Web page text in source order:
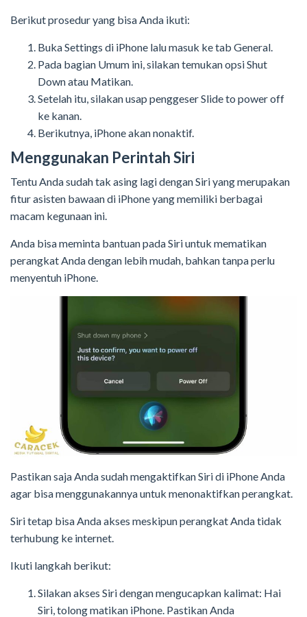
Berikut prosedur yang bisa Anda ikuti:
Buka Settings di iPhone lalu masuk ke tab General.
Pada bagian Umum ini, silakan temukan opsi Shut
Down atau Matikan.
Setelah itu, silakan usap penggeser Slide to power off
ke kanan.
Berikutnya, iPhone akan nonaktif.
Menggunakan Perintah Siri
Tentu Anda sudah tak asing lagi dengan Siri yang merupakan
fitur asisten bawaan di iPhone yang memiliki berbagai
macam kegunaan ini.
Anda bisa meminta bantuan pada Siri untuk mematikan
perangkat Anda dengan lebih mudah, bahkan tanpa perlu
menyentuh iPhone.
Pastikan saja Anda sudah mengaktifkan Siri di iPhone Anda
agar bisa menggunakannya untuk menonaktifkan perangkat.
Siri tetap bisa Anda akses meskipun perangkat Anda tidak
terhubung ke internet.
Ikuti langkah berikut:
Silakan akses Siri dengan mengucapkan kalimat: Hai
Siri, tolong matikan iPhone. Pastikan Anda